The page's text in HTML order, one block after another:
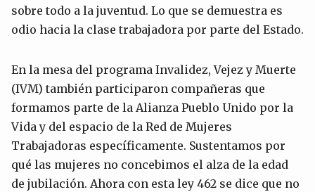
sobre todo a la juventud. Lo que se demuestra es
odio hacia la clase trabajadora por parte del Estado.
En la mesa del programa Invalidez, Vejez y Muerte
(IVM) también participaron compañeras que
formamos parte de la Alianza Pueblo Unido por la
Vida y del espacio de la Red de Mujeres
Trabajadoras específicamente. Sustentamos por
qué las mujeres no concebimos el alza de la edad
de jubilación. Ahora con esta ley 462 se dice que no